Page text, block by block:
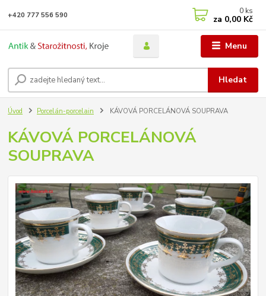
Menu
Hledat
+420 777 556 590 0 ks
za 0,00 Kč
Úvod Porcelán-porcelain KÁVOVÁ PORCELÁNOVÁ SOUPRAVA
KÁVOVÁ PORCELÁNOVÁ
SOUPRAVA